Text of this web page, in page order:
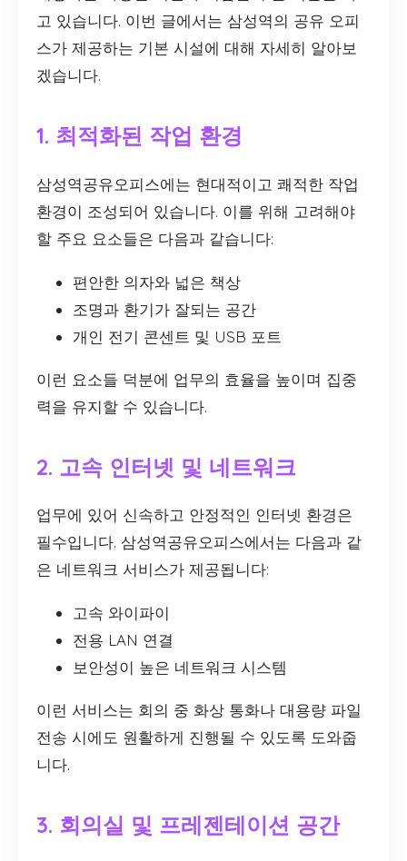
고 있습니다. 이번 글에서는 삼성역의 공유 오피
스가 제공하는 기본 시설에 대해 자세히 알아보
겠습니다.
1. 최적화된 작업 환경
삼성역공유오피스에는 현대적이고 쾌적한 작업
환경이 조성되어 있습니다. 이를 위해 고려해야
할 주요 요소들은 다음과 같습니다:
편안한 의자와 넓은 책상
조명과 환기가 잘되는 공간
개인 전기 콘센트 및 USB 포트
이런 요소들 덕분에 업무의 효율을 높이며 집중
력을 유지할 수 있습니다.
2. 고속 인터넷 및 네트워크
업무에 있어 신속하고 안정적인 인터넷 환경은
필수입니다. 삼성역공유오피스에서는 다음과 같
은 네트워크 서비스가 제공됩니다:
고속 와이파이
전용 LAN 연결
보안성이 높은 네트워크 시스템
이런 서비스는 회의 중 화상 통화나 대용량 파일
전송 시에도 원활하게 진행될 수 있도록 도와줍
니다.
3. 회의실 및 프레젠테이션 공간